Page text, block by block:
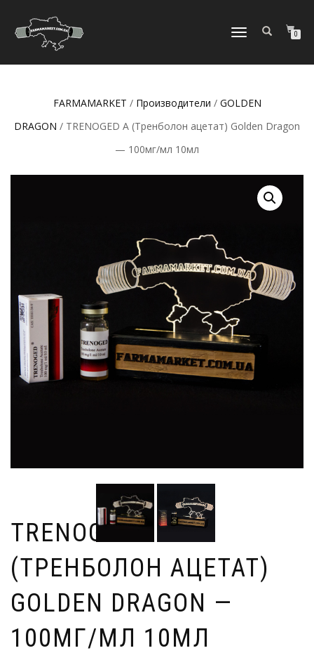
ПЕРЕКЛЮЧИТЬ
0
FARMAMARKET / Производители / GOLDEN
DRAGON / TRENOGED A (Тренболон ацетат) Golden Dragon
— 100мг/мл 10мл
TRENOGED A
(ТРЕНБОЛОН АЦЕТАТ)
GOLDEN DRAGON —
100МГ/МЛ 10МЛ